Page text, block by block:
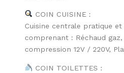
COIN CUISINE :
Cuisine centrale pratique
comprenant : Réchaud
compression 12V / 220V,
COIN TOILETTES :